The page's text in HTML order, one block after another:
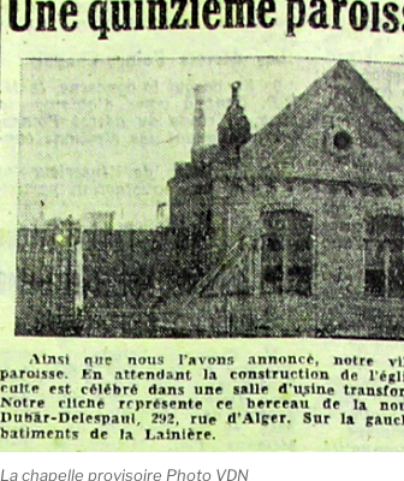
La chapelle provisoire Photo VDN